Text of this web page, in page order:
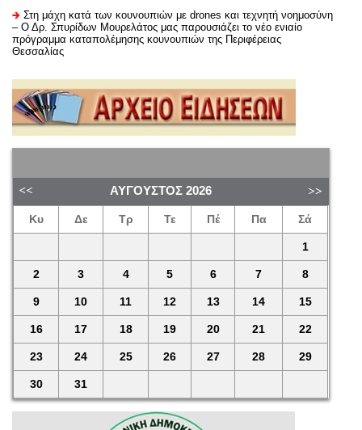
Στη μάχη κατά των κουνουπιών με drones και τεχνητή νοημοσύνη
– Ο Δρ. Σπυρίδων Μουρελάτος μας παρουσιάζει το νέο ενιαίο
πρόγραμμα καταπολέμησης κουνουπιών της Περιφέρειας
Θεσσαλίας
ΑΎΓΟΥΣΤΟΣ 2026
Κυ Δε Τρ Τε Πέ Πα Σά
1
2 3 4 5 6 7 8
9 10 11 12 13 14 15
16 17 18 19 20 21 22
23 24 25 26 27 28 29
30 31